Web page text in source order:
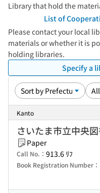
Library that hold the
List of
Please contact your local
materials or whether it is
holding libraries.
Specify a
Kanto
さいたま市立中央
Paper
Call No.： 913.6 ﾘﾌ
Book Registration Number：